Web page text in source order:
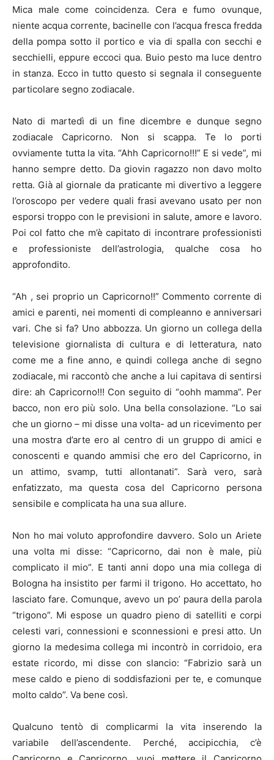
Mica male come coincidenza. Cera e fumo ovunque,
niente acqua corrente, bacinelle con l’acqua fresca fredda
della pompa sotto il portico e via di spalla con secchi e
secchielli, eppure eccoci qua. Buio pesto ma luce dentro
in stanza. Ecco in tutto questo si segnala il conseguente
particolare segno zodiacale.
Nato di martedì di un fine dicembre e dunque segno
zodiacale Capricorno. Non si scappa. Te lo porti
ovviamente tutta la vita. “Ahh Capricorno!!!” E si vede”, mi
hanno sempre detto. Da giovin ragazzo non davo molto
retta. Già al giornale da praticante mi divertivo a leggere
l’oroscopo per vedere quali frasi avevano usato per non
esporsi troppo con le previsioni in salute, amore e lavoro.
Poi col fatto che m’è capitato di incontrare professionisti
e professioniste dell’astrologia, qualche cosa ho
approfondito.
“Ah , sei proprio un Capricorno!!” Commento corrente di
amici e parenti, nei momenti di compleanno e anniversari
vari. Che si fa? Uno abbozza. Un giorno un collega della
televisione giornalista di cultura e di letteratura, nato
come me a fine anno, e quindi collega anche di segno
zodiacale, mi raccontò che anche a lui capitava di sentirsi
dire: ah Capricorno!!! Con seguito di “oohh mamma”. Per
bacco, non ero più solo. Una bella consolazione. “Lo sai
che un giorno – mi disse una volta- ad un ricevimento per
una mostra d’arte ero al centro di un gruppo di amici e
conoscenti e quando ammisi che ero del Capricorno, in
un attimo, svamp, tutti allontanati”. Sarà vero, sarà
enfatizzato, ma questa cosa del Capricorno persona
sensibile e complicata ha una sua allure.
Non ho mai voluto approfondire davvero. Solo un Ariete
una volta mi disse: “Capricorno, dai non è male, più
complicato il mio”. E tanti anni dopo una mia collega di
Bologna ha insistito per farmi il trigono. Ho accettato, ho
lasciato fare. Comunque, avevo un po’ paura della parola
“trigono”. Mi espose un quadro pieno di satelliti e corpi
celesti vari, connessioni e sconnessioni e presi atto. Un
giorno la medesima collega mi incontrò in corridoio, era
estate ricordo, mi disse con slancio: “Fabrizio sarà un
mese caldo e pieno di soddisfazioni per te, e comunque
molto caldo”. Va bene così.
Qualcuno tentò di complicarmi la vita inserendo la
variabile dell’ascendente. Perché, accipicchia, c’è